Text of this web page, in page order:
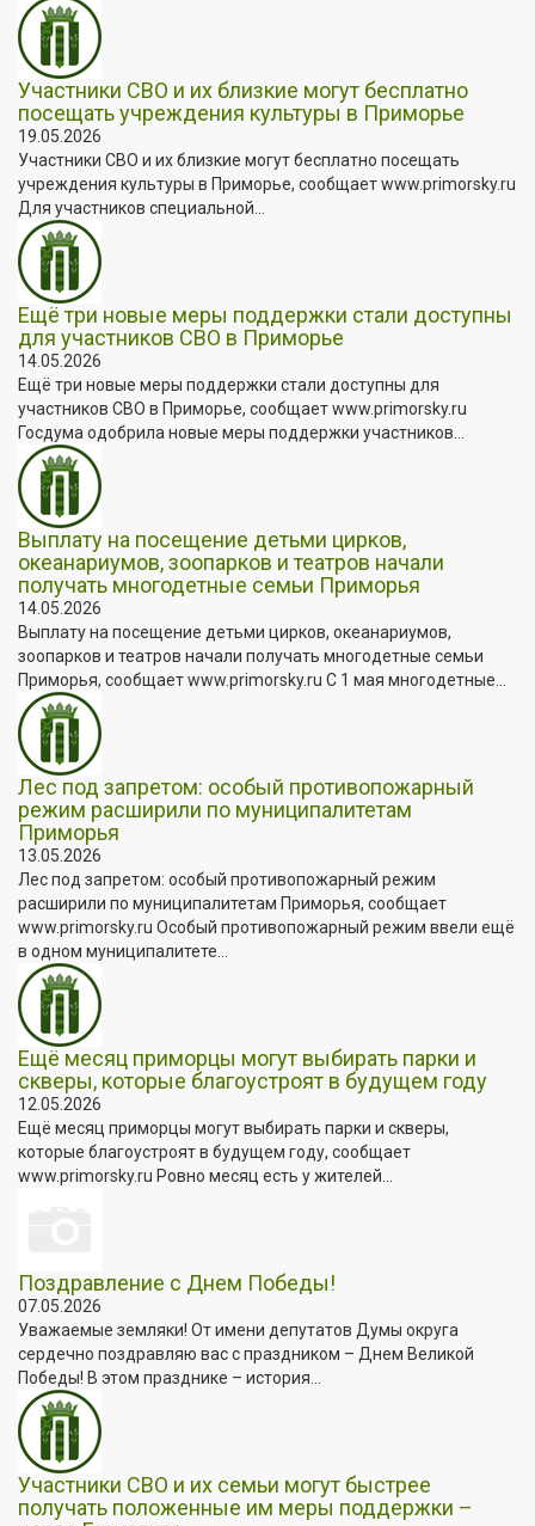
Участники СВО и их близкие могут бесплатно
посещать учреждения культуры в Приморье
19.05.2026
Участники СВО и их близкие могут бесплатно посещать
учреждения культуры в Приморье, сообщает www.primorsky.ru
Для участников специальной...
Ещё три новые меры поддержки стали доступны
для участников СВО в Приморье
14.05.2026
Ещё три новые меры поддержки стали доступны для
участников СВО в Приморье, сообщает www.primorsky.ru
Госдума одобрила новые меры поддержки участников...
Выплату на посещение детьми цирков,
океанариумов, зоопарков и театров начали
получать многодетные семьи Приморья
14.05.2026
Выплату на посещение детьми цирков, океанариумов,
зоопарков и театров начали получать многодетные семьи
Приморья, сообщает www.primorsky.ru С 1 мая многодетные...
Лес под запретом: особый противопожарный
режим расширили по муниципалитетам
Приморья
13.05.2026
Лес под запретом: особый противопожарный режим
расширили по муниципалитетам Приморья, сообщает
www.primorsky.ru Особый противопожарный режим ввели ещё
в одном муниципалитете...
Ещё месяц приморцы могут выбирать парки и
скверы, которые благоустроят в будущем году
12.05.2026
Ещё месяц приморцы могут выбирать парки и скверы,
которые благоустроят в будущем году, сообщает
www.primorsky.ru Ровно месяц есть у жителей...
Поздравление с Днем Победы!
07.05.2026
Уважаемые земляки! От имени депутатов Думы округа
сердечно поздравляю вас с праздником – Днем Великой
Победы! В этом празднике – история...
Участники СВО и их семьи могут быстрее
получать положенные им меры поддержки –